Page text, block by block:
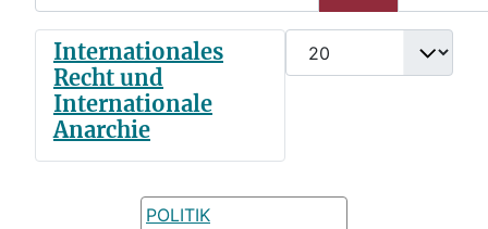
Anzeige #
Internationales
Recht und
Internationale
Anarchie
POLITIK